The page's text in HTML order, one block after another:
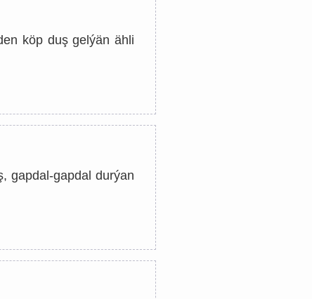
köp duş gelýän ähli
gapdal-gapdal durýan